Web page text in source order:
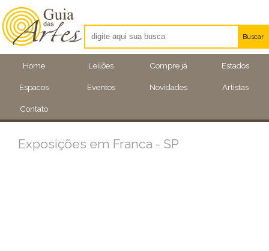
Home Leilões Compre já Estados
Espacos Eventos Novidades Artistas
Contato
Buscar
Artistas
Eventos
Exposições em Franca - SP